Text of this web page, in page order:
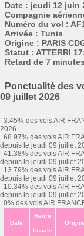
Date : jeudi 12 juin
Compagnie
Numéro du vol :
Arrivée : Tunis
Origine : PARIS
Statut : ATTERRI
Retard de 7 minutes
Ponctualité des
09 juillet 2026
3.45% des vols AIR
2026
68.97% des vols AIR
depuis le jeudi 09 juillet
41.38% des vols AIR
depuis le jeudi 09 juillet
13.79% des vols AIR
depuis le jeudi 09 juillet
10.34% des vols AIR
depuis le jeudi 09 juillet
0% des vols AIR
Date
Heure
Locale